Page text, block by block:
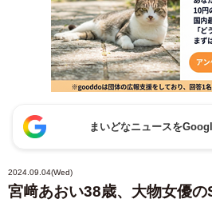
まいどなニュースを
2024.09.04(Wed)
宮﨑あおい38歳、大物女優